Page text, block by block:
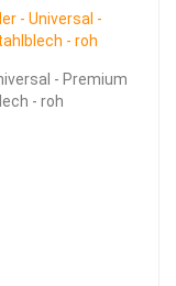
- Pre­mi­um
- roh